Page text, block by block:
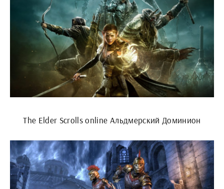
The Elder Scrolls online Альдмерский Доминион